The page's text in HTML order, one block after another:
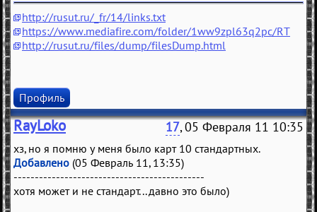
http://rusut.ru/_fr/14/links.txt
https://www.mediafire.com/folder/1ww9zpl63q2pc/RT
http://rusut.ru/files/dump/filesDump.html
Профиль
RayLoko 17, 05 Февраля 11 10:35
хз, но я помню у меня было карт 10 стандартных.
Добавлено (05 Февраль 11, 13:35)
---------------------------------------------
хотя может и не стандарт... давно это было)